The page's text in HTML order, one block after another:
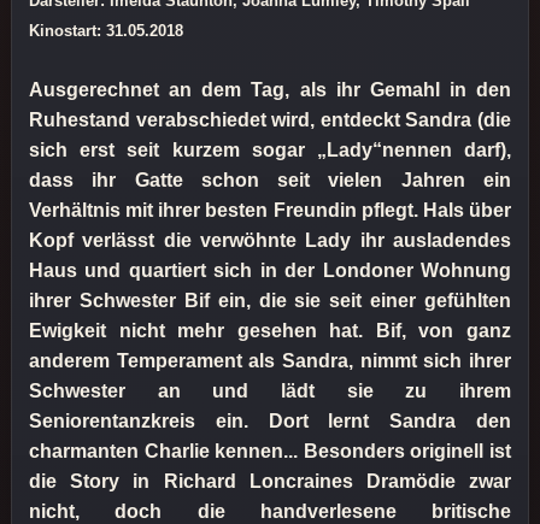
Kinostart: 31.05.2018
Ausgerechnet an dem Tag, als ihr Gemahl in den
Ruhestand verabschiedet wird, entdeckt Sandra (die
sich erst seit kurzem sogar „Lady“nennen darf),
dass ihr Gatte schon seit vielen Jahren ein
Verhältnis mit ihrer besten Freundin pflegt. Hals über
Kopf verlässt die verwöhnte Lady ihr ausladendes
Haus und quartiert sich in der Londoner Wohnung
ihrer Schwester Bif ein, die sie seit einer gefühlten
Ewigkeit nicht mehr gesehen hat. Bif, von ganz
anderem Temperament als Sandra, nimmt sich ihrer
Schwester an und lädt sie zu ihrem
Seniorentanzkreis ein. Dort lernt Sandra den
charmanten Charlie kennen... Besonders originell ist
die Story in Richard Loncraines Dramödie zwar
nicht, doch die handverlesene britische